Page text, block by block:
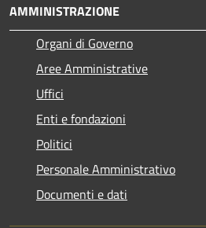
AMMINISTRAZIONE
Organi di Governo
Aree Amministrative
Uffici
Enti e fondazioni
Politici
Personale Amministrativo
Documenti e dati